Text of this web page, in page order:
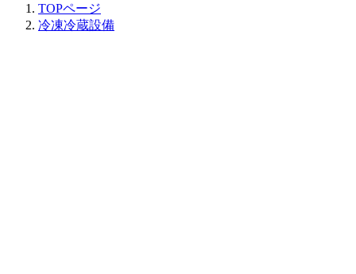
TOPページ
冷凍冷蔵設備